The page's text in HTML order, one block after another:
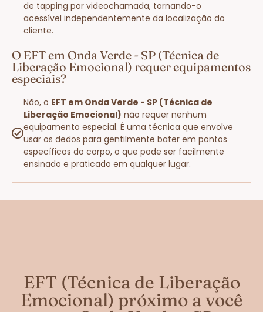
de tapping por videochamada, tornando-o
acessível independentemente da localização do
cliente.
O EFT em Onda Verde - SP (Técnica de
Liberação Emocional) requer equipamentos
especiais?
Não, o EFT em Onda Verde - SP (Técnica de
Liberação Emocional) não requer nenhum
equipamento especial. É uma técnica que envolve
usar os dedos para gentilmente bater em pontos
específicos do corpo, o que pode ser facilmente
ensinado e praticado em qualquer lugar.
EFT (Técnica de Liberação
Emocional) próximo a você